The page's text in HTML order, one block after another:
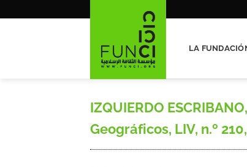
LA
IZQUIERDO
Geográficos, LIV, n.º